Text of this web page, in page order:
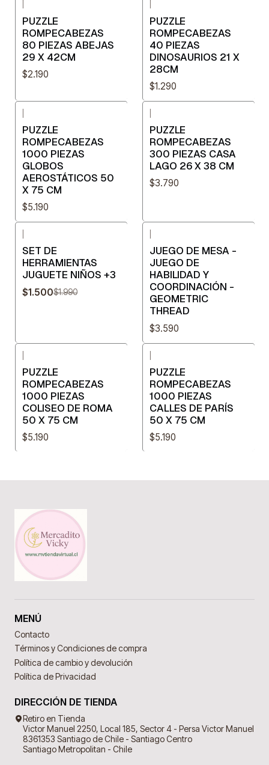
PUZZLE
ROMPECABEZAS
80 PIEZAS ABEJAS
29 X 42CM
$2.190
PUZZLE
ROMPECABEZAS
40 PIEZAS
DINOSAURIOS 21 X
28CM
$1.290
PUZZLE
ROMPECABEZAS
1000 PIEZAS
GLOBOS
AEROSTÁTICOS 50
X 75 CM
$5.190
PUZZLE
ROMPECABEZAS
300 PIEZAS CASA
LAGO 26 X 38 CM
$3.790
SET DE
HERRAMIENTAS
JUGUETE NIÑOS +3
$1.500$1.990
JUEGO DE MESA -
JUEGO DE
HABILIDAD Y
COORDINACIÓN -
GEOMETRIC
THREAD
$3.590
PUZZLE
ROMPECABEZAS
1000 PIEZAS
COLISEO DE ROMA
50 X 75 CM
$5.190
PUZZLE
ROMPECABEZAS
1000 PIEZAS
CALLES DE PARÍS
50 X 75 CM
$5.190
MENÚ
Contacto
Términos y Condiciones de compra
Política de cambio y devolución
Política de Privacidad
DIRECCIÓN DE TIENDA
Retiro en Tienda
Victor Manuel 2250, Local 185, Sector 4 - Persa Victor Manuel
8361353 Santiago de Chile - Santiago Centro
Santiago Metropolitan - Chile